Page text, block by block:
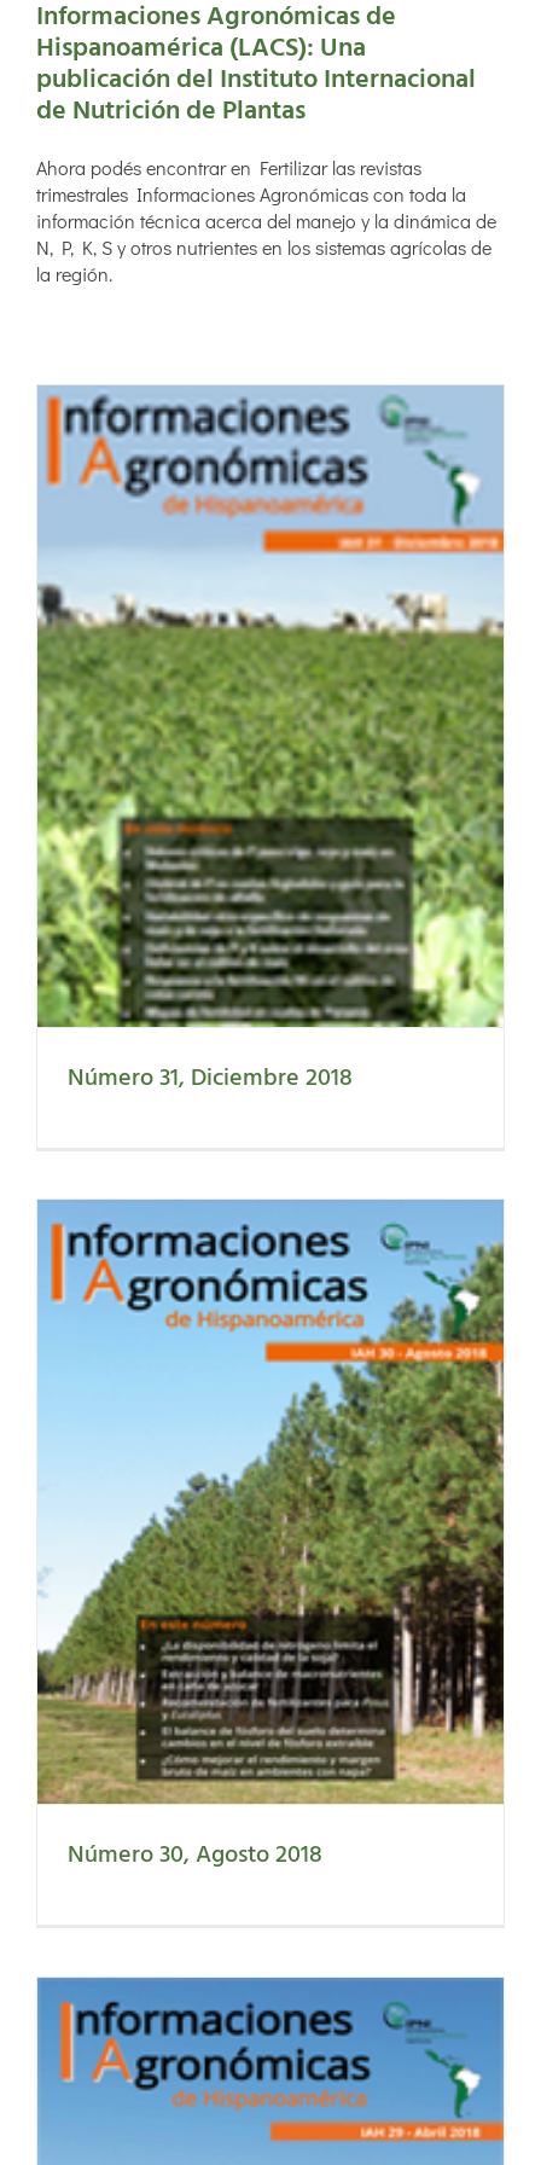
Informaciones Agronómicas de
Hispanoamérica (LACS): Una
publicación del Instituto Internacional
de Nutrición de Plantas
Ahora podés encontrar en Fertilizar las revistas
trimestrales Informaciones Agronómicas con toda la
información técnica acerca del manejo y la dinámica de
N, P, K, S y otros nutrientes en los sistemas agrícolas de
la región.
Número 31, Diciembre 2018
Número 30, Agosto 2018